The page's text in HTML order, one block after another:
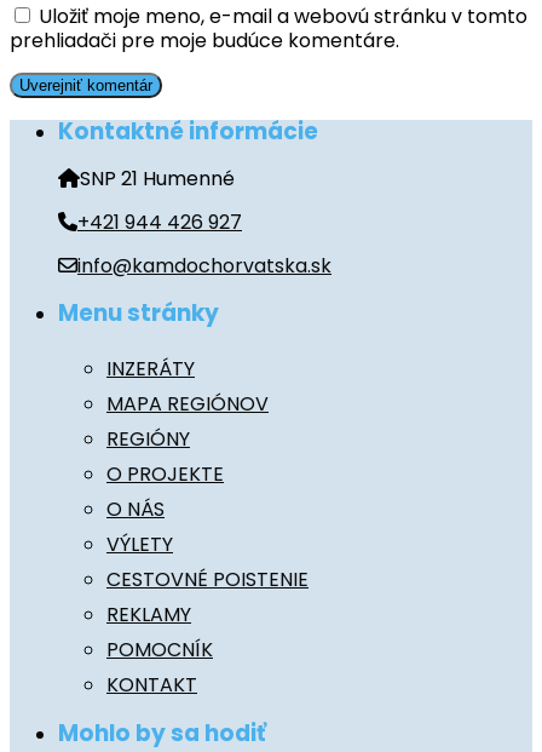
Uložiť moje meno, e-mail a webovú stránku v tomto
prehliadači pre moje budúce komentáre.
Kontaktné informácie
SNP 21 Humenné
+421 944 426 927
info@kamdochorvatska.sk
Menu stránky
INZERÁTY
MAPA REGIÓNOV
REGIÓNY
O PROJEKTE
O NÁS
VÝLETY
CESTOVNÉ POISTENIE
REKLAMY
POMOCNÍK
KONTAKT
Mohlo by sa hodiť